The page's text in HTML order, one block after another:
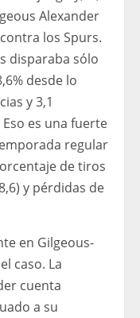
Alexander
los Spurs.
disparaba sólo
desde lo
y 3,1
es una fuerte
regular
de tiros
y pérdidas de
en Gilgeous-
caso. La
cuenta
a su